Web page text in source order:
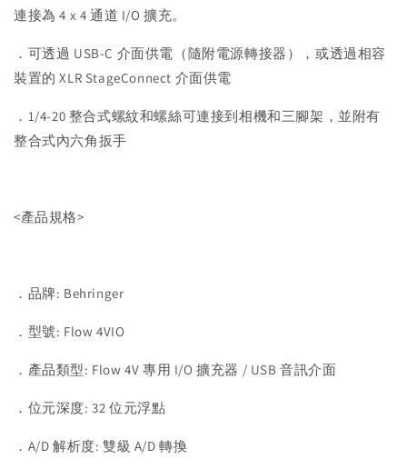
連接為 4 x 4 通道 I/O 擴充。
．可透過 USB-C 介面供電（隨附電源轉接器），或透過相容
裝置的 XLR StageConnect 介面供電
．1/4-20 整合式螺紋和螺絲可連接到相機和三腳架，並附有
整合式內六角扳手
<產品規格>
．品牌: Behringer
．型號: Flow 4VIO
．產品類型: Flow 4V 專用 I/O 擴充器 / USB 音訊介面
．位元深度: 32 位元浮點
．A/D 解析度: 雙級 A/D 轉換